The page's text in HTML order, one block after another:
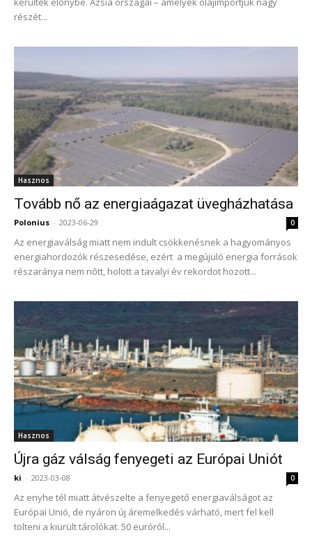
részét...
Hasznos
Tovább nő az energiaágazat üvegházhatása
Polonius - 2023-06-29 0
Az energiaválság miatt nem indult csökkenésnek a hagyományos
energiahordozók részesedése, ezért a megújuló energia források
részaránya nem nőtt, holott a tavalyi év rekordot hozott...
Hasznos
Újra gáz válság fenyegeti az Európai Uniót
ki - 2023-03-08 0
Az enyhe tél miatt átvészelte a fenyegető energiaválságot az
Európai Unió, de nyáron új áremelkedés várható, mert fel kell
tölteni a kiürült tárolókat. 50 euróról...